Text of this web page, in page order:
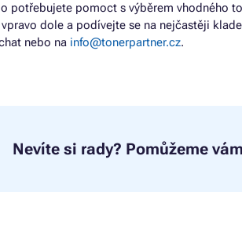
potřebujete pomoct s výběrem vhodného
vpravo dole a podívejte se na nejčastěji
nebo na info@tonerpartner.cz.
Nevíte si rady? Pomůžeme